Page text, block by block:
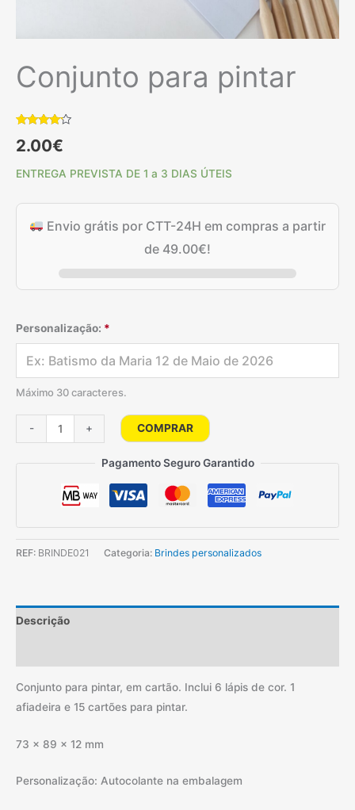
Conjunto para pintar
com4.00
em 5 com
classificações
2.00€
ENTREGA PREVISTA DE 1 a 3 DIAS ÚTEIS
Envio grátis por CTT-24H em compras a partir
de 49.00€!
Personalização: *
Máximo 30 caracteres.
-
Quantidade
de
Conjunto
+ COMPRAR
Pagamento Seguro Garantido
REF: BRINDE021 Categoria: Brindes personalizados
Descrição
Conjunto para pintar, em cartão. Inclui 6 lápis de cor. 1
afiadeira e 15 cartões para pintar.
73 x 89 x 12 mm
Personalização: Autocolante na embalagem